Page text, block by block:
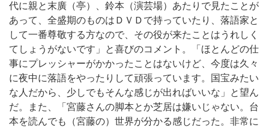
代に親と末廣（亭）、鈴本（演芸場）あたりで見たことが
あって、全盛期のものはＤＶＤで持っていたり、落語家と
して一番尊敬する方なので、その役が来たことはうれしく
てしょうがないです」と喜びのコメント。「ほとんどの仕
事にプレッシャーがかかったことはないけど、今度は久々
に夜中に落語をやったりして頑張っています。国宝みたい
な人だから、少しでもそんな感じが出ればいいな」と望ん
だ。また、「宮藤さんの脚本とか芝居は嫌いじゃない。台
本を読んでも（宮藤の）世界が分かる感じだった。非常に